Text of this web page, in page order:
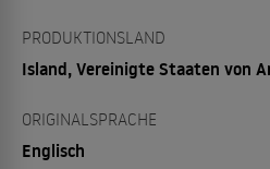
PRODUKTIONSLAND
Island, Vereinigte Staaten von
ORIGINALSPRACHE
Englisch